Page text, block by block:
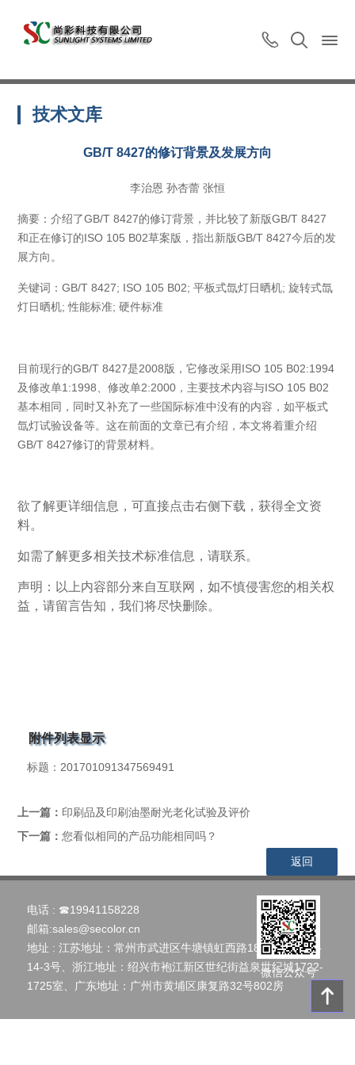
技术文库
GB/T 8427的修订背景及发展方向
李治恩 孙杏蕾 张恒
摘要：介绍了GB/T 8427的修订背景，并比较了新版GB/T 8427
和正在修订的ISO 105 B02草案版，指出新版GB/T 8427今后的发
展方向。
关键词：GB/T 8427; ISO 105 B02; 平板式氙灯日晒机; 旋转式氙
灯日晒机; 性能标准; 硬件标准
目前现行的GB/T 8427是2008版，它修改采用ISO 105 B02:1994
及修改单1:1998、修改单2:2000，主要技术内容与ISO 105 B02
基本相同，同时又补充了一些国际标准中没有的内容，如平板式
氙灯试验设备等。这在前面的文章已有介绍，本文将着重介绍
GB/T 8427修订的背景材料。
欲了解更详细信息，可直接点击右侧下载，获得全文资
料。
如需了解更多相关技术标准信息，请联系。
声明：以上内容部分来自互联网，如不慎侵害您的相关权
益，请留言告知，我们将尽快删除。
附件列表显示
标题： 201701091347569491
上一篇： 印刷品及印刷油墨耐光老化试验及评价
下一篇：您看似相同的产品功能相同吗？
返回
微信公众号
电话 : ☎19941158228
邮箱:sales@secolor.cn
地址 : 江苏地址：常州市武进区牛塘镇虹西路186号创智云谷
14-3号、浙江地址：绍兴市袍江新区世纪街益泉世纪城1722-
1725室、广东地址：广州市黄埔区康复路32号802房